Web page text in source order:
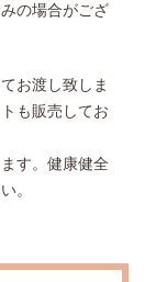
の場合がござ
お渡し致しま
も販売してお
す。健康健全
。